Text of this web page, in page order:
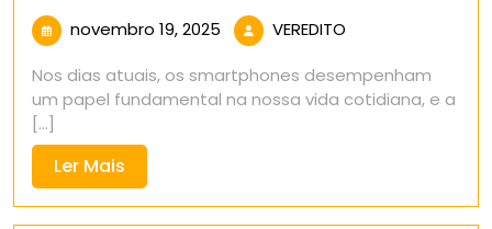
novembro 19, 2025 novembro
2025
VEREDITO
Nos dias atuais, os smartphones desempenham
um papel fundamental na nossa vida cotidiana, e a
[...]
Ler Mais
Mais